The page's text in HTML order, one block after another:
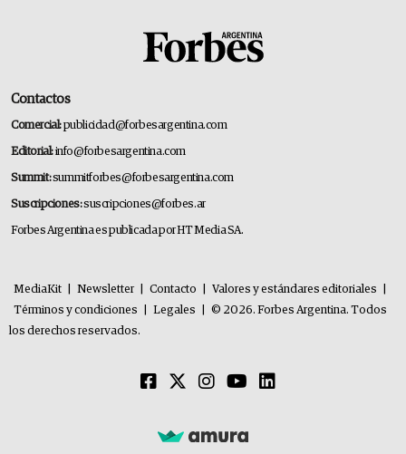
Contactos
Comercial:publicidad@forbesargentina.com
Editorial:info@forbesargentina.com
Summit:summitforbes@forbesargentina.com
Suscripciones:suscripciones@forbes.ar
Forbes Argentina es publicada por HT Media SA.
MediaKit Newsletter Contacto Valores y estándares editoriales
Términos y condiciones
Legales
© 2026. Forbes Argentina. Todos
los derechos reservados.